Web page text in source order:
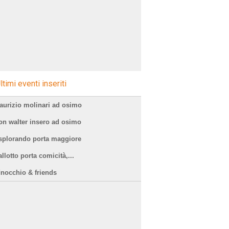
eventi inseriti
molinari ad osimo
walter insero ad osimo
porta maggiore
porta comicità,...
& friends